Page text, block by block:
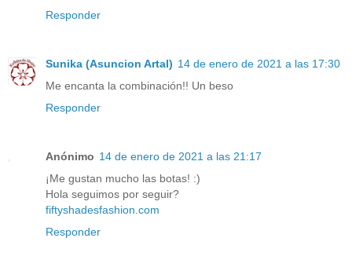
Responder
Sunika (Asuncion Artal) 14 de enero de 2021 a las 17:30
Me encanta la combinación!! Un beso
Responder
Anónimo 14 de enero de 2021 a las 21:17
¡Me gustan mucho las botas! :)
Hola seguimos por seguir?
fiftyshadesfashion.com
Responder